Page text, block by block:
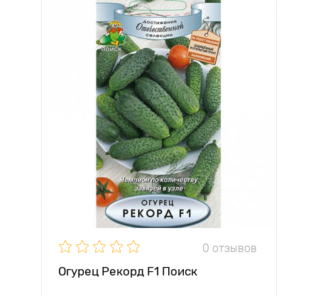
0 отзывов
Огурец Рекорд F1 Поиск